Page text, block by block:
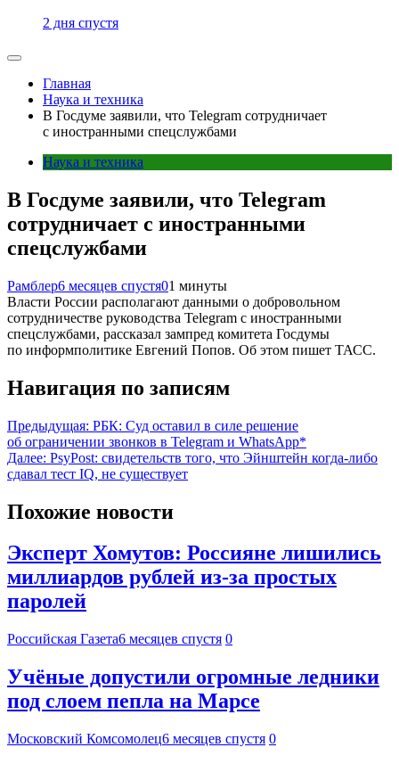
2 дня спустя
Главная
Наука и техника
В Госдуме заявили, что Telegram сотрудничает
с иностранными спецслужбами
Наука и техника
В Госдуме заявили, что Telegram
сотрудничает с иностранными
спецслужбами
Рамблер6 месяцев спустя01 минуты
Власти России располагают данными о добровольном
сотрудничестве руководства Telegram с иностранными
спецслужбами, рассказал зампред комитета Госдумы
по информполитике Евгений Попов. Об этом пишет ТАСС.
Навигация по записям
Предыдущая: РБК: Суд оставил в силе решение
об ограничении звонков в Telegram и WhatsApp*
Далее: PsyPost: свидетельств того, что Эйнштейн когда-либо
сдавал тест IQ, не существует
Похожие новости
Эксперт Хомутов: Россияне лишились
миллиардов рублей из-за простых
паролей
Российская Газета6 месяцев спустя 0
Учёные допустили огромные ледники
под слоем пепла на Марсе
Московский Комсомолец6 месяцев спустя 0